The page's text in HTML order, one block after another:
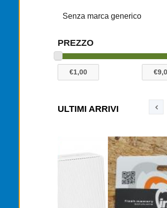
Senza marca generico
PREZZO
ULTIMI ARRIVI